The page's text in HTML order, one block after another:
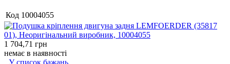
Код 10004055
1 704,71 грн
немає в наявності
У список бажань